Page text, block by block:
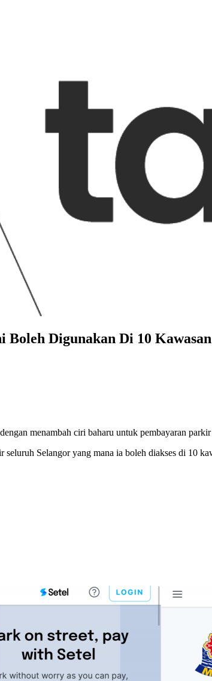
Digunakan Di 10
menambah ciri baharu untuk pembayaran
Selangor yang mana ia boleh diakses di 10